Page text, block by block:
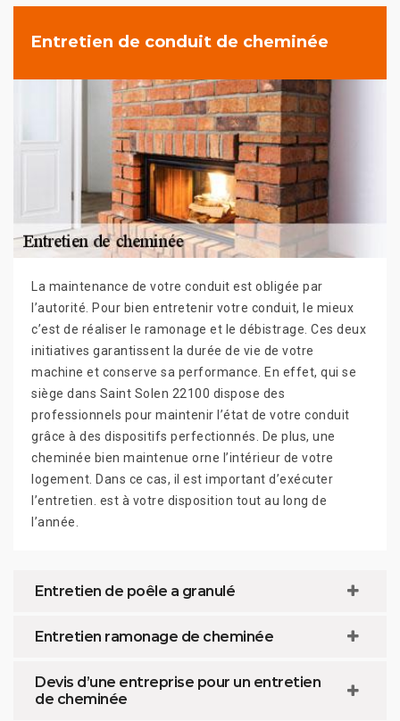
Entretien de conduit de cheminée
La maintenance de votre conduit est obligée par
l’autorité. Pour bien entretenir votre conduit, le mieux
c’est de réaliser le ramonage et le débistrage. Ces deux
initiatives garantissent la durée de vie de votre
machine et conserve sa performance. En effet, qui se
siège dans Saint Solen 22100 dispose des
professionnels pour maintenir l’état de votre conduit
grâce à des dispositifs perfectionnés. De plus, une
cheminée bien maintenue orne l’intérieur de votre
logement. Dans ce cas, il est important d’exécuter
l’entretien. est à votre disposition tout au long de
l’année.
Entretien de poêle a granulé
Entretien ramonage de cheminée
Devis d’une entreprise pour un entretien
de cheminée